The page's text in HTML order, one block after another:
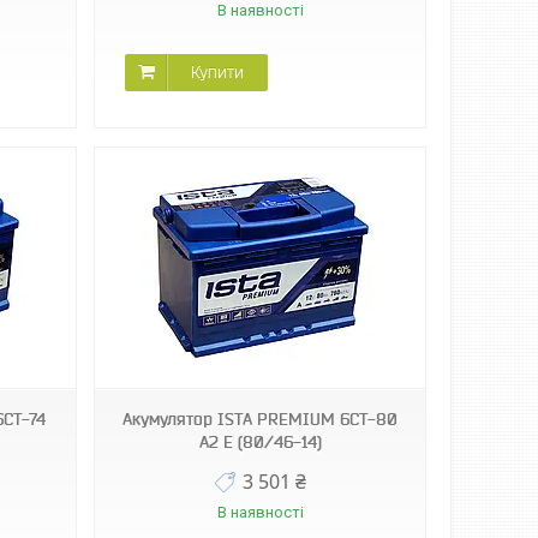
В наявності
Купити
74
Акумулятор ISТА PREMIUM 6СТ-80
А2 E (80/46-14)
3 501 ₴
В наявності